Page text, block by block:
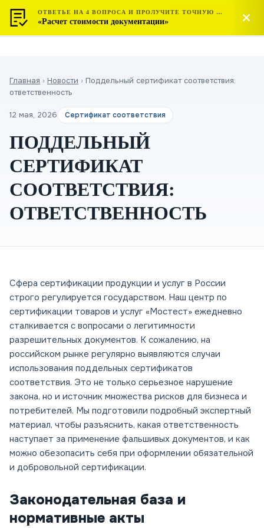
МОСТЕСТ
ЦЕНТР СЕРТИФИКАЦИИ
Главная › Новости › Поддельный сертификат соответствия:
ответственность
12 мая, 2026 Сертификат соответствия
ПОДДЕЛЬНЫЙ
СЕРТИФИКАТ
СООТВЕТСТВИЯ:
ОТВЕТСТВЕННОСТЬ
Сфера сертификации продукции и услуг в России
строго регулируется государством. Наш центр по
сертификации товаров и услуг «Мостест» ежедневно
сталкивается с вопросами о легитимности
разрешительных документов. К сожалению, на
российском рынке регулярно выявляются случаи
использования поддельных сертификатов
соответствия. Это не только серьезное нарушение
закона, но и источник множества рисков для бизнеса и
потребителей. Мы подготовили подробный экспертный
материал, чтобы разъяснить, какая ответственность
наступает за применение фальшивых документов, и как
можно обезопасить себя при оформлении обязательной
и добровольной сертификации.
Законодательная база и
нормативные акты
ОТВЕТЬЕ НА 4 ВОПРОСА И ПРОЛУЧИТЕ ТОЧНУЮ СТОИМОСТЬ
«Расчет стоимости документации»